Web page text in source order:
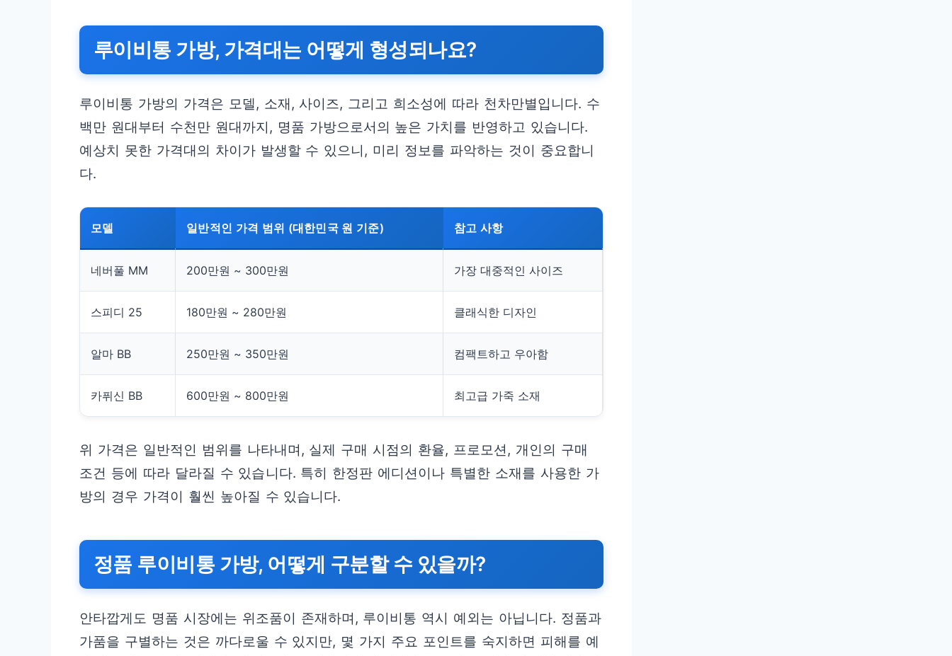
루이비통 가방, 가격대는 어떻게 형성되나요?
루이비통 가방의 가격은 모델, 소재, 사이즈, 그리고 희소성에 따라 천차만별입니다. 수
백만 원대부터 수천만 원대까지, 명품 가방으로서의 높은 가치를 반영하고 있습니다.
예상치 못한 가격대의 차이가 발생할 수 있으니, 미리 정보를 파악하는 것이 중요합니
다.
모델 일반적인 가격 범위 (대한민국 원 기준) 참고 사항
네버풀 MM 200만원 ~ 300만원 가장 대중적인 사이즈
스피디 25 180만원 ~ 280만원 클래식한 디자인
알마 BB 250만원 ~ 350만원 컴팩트하고 우아함
카퓌신 BB 600만원 ~ 800만원 최고급 가죽 소재
위 가격은 일반적인 범위를 나타내며, 실제 구매 시점의 환율, 프로모션, 개인의 구매
조건 등에 따라 달라질 수 있습니다. 특히 한정판 에디션이나 특별한 소재를 사용한 가
방의 경우 가격이 훨씬 높아질 수 있습니다.
정품 루이비통 가방, 어떻게 구분할 수 있을까?
안타깝게도 명품 시장에는 위조품이 존재하며, 루이비통 역시 예외는 아닙니다. 정품과
가품을 구별하는 것은 까다로울 수 있지만, 몇 가지 주요 포인트를 숙지하면 피해를 예